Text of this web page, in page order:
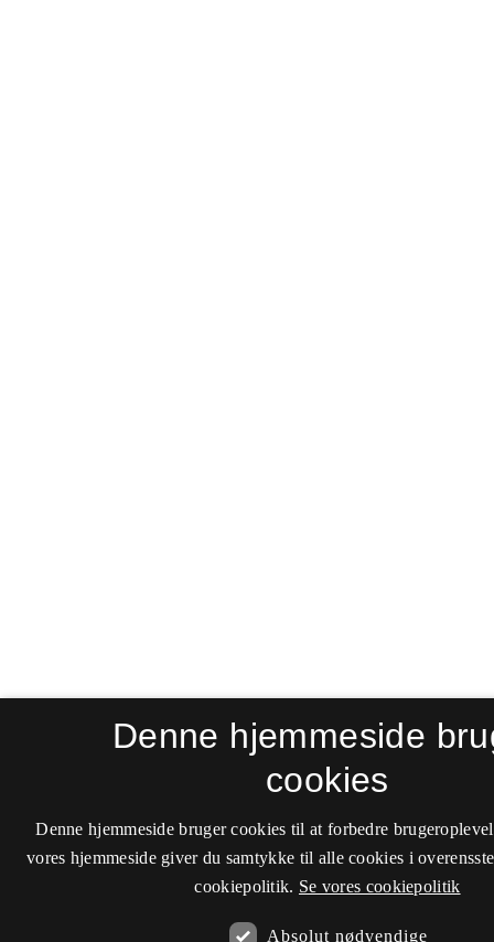
Denne hjemmeside
cookies
Denne hjemmeside bruger cookies til at forbedre
vores hjemmeside giver du samtykke til alle cookies i
cookiepolitik. Se vores cookiepolitik
Absolut nødvendige